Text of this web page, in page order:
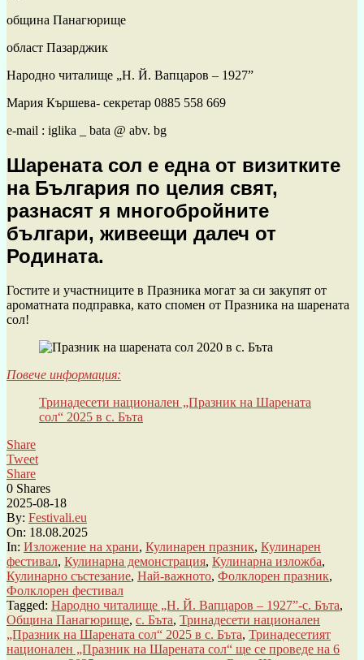
община Панагюрище
област Пазарджик
Народно читалище „Н. Й. Вапцаров – 1927”
Мария Кършева- секретар 0885 558 669
e-mail : iglika _ bata @ abv. bg
Шарената сол е една от визитките
на България по целия свят,
разнасят я многобройните
българи, живеещи далеч от
Родината.
Гостите и участниците в Празника могат за си закупят от
ароматната подправка, като спомен от Празника на шарената
сол!
Повече информация:
Тринадесети национален „Празник на Шарената
сол“ 2025 в с. Бъта
Share
Tweet
Share
0 Shares
2025-08-18
By: Festivali.eu
On: 18.08.2025
In: Изложение на храни, Кулинарен празник, Кулинарен
фестивал, Кулинарна демонстрация, Кулинарна изложба,
Кулинарно състезание, Най-важното, Фолклорен празник,
Фолклорен фестивал
Tagged: Народно читалище „Н. Й. Вапцаров – 1927”-с. Бъта,
Община Панагюрище, с. Бъта, Тринадесети национален
„Празник на Шарената сол“ 2025 в с. Бъта, Тринадесетият
национален „Празник на Шарената сол“ ще се проведе на 6